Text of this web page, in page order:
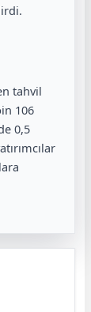
tahvil
106
0,5